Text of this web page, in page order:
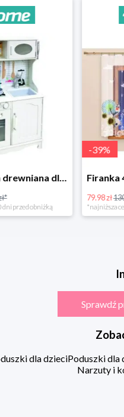
Bino Kuchnia drewniana dla dzieci Provence
dni przed obniżką
-39%
79.98 zł
*najniższa
Sprawdź
dla dzieciPoduszki dla
Narzuty i